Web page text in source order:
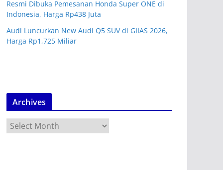
Resmi Dibuka Pemesanan Honda Super ONE di
Indonesia, Harga Rp438 Juta
Audi Luncurkan New Audi Q5 SUV di GIIAS 2026,
Harga Rp1,725 Miliar
Archives
r